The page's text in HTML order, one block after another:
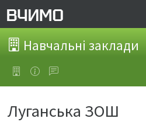
Навчальні заклади
Луганська ЗОШ